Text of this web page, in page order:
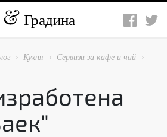
Градина
 Кухня  Сервизи за кафе и чай 